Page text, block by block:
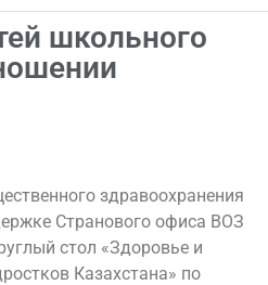
школьного
здравоохранения
Странового офиса ВОЗ
стол «Здоровье и
Казахстана» по